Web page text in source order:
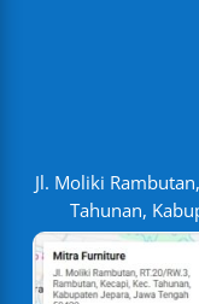
Jl. Moliki
Tahunan,